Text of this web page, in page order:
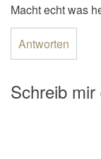
Macht echt was
Antworten
Schreib